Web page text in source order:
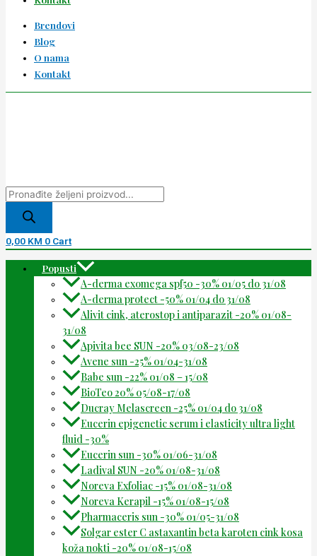
Brendovi
Blog
O nama
Kontakt
0,00 KM 0 Cart
Popusti
A-derma exomega spf50 -30% 01/05 do 31/08
A-derma protect -50% 01/04 do 31/08
Alivit cink, aterostop i antiparazit -20% 01/08-
31/08
Apivita bee SUN -20% 03/08-23/08
Avene sun -25% 01/04-31/08
Babe sun -22% 01/08 – 15/08
BioTeo 20% 05/08-17/08
Ducray Melascreen -25% 01/04 do 31/08
Eucerin epigenetic serum i elasticity ultra light
fluid -30%
Eucerin sun -30% 01/06-31/08
Ladival SUN -20% 01/08-31/08
Noreva Exfoliac -15% 01/08-31/08
Noreva Kerapil -15% 01/08-15/08
Pharmaceris sun -30% 01/05-31/08
Solgar ester C astaxantin beta karoten cink kosa
koža nokti -20% 01/08-15/08